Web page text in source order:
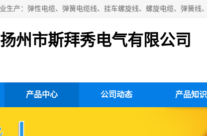
扬州市斯拜秀电气有限公司
产品中心 公司动态 产品知识